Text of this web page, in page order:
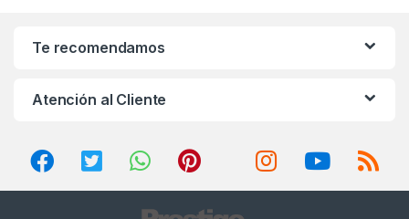
Te recomendamos
Atención al Cliente